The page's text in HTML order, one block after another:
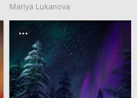
Mariya Lukanova